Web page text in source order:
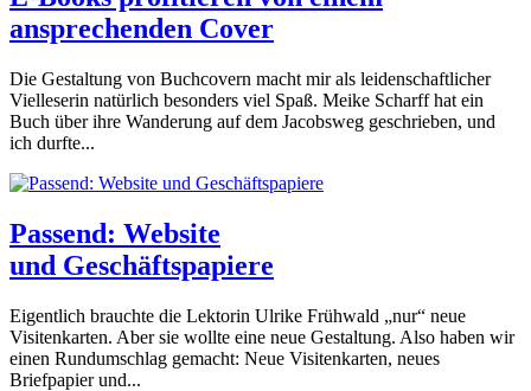
ansprechenden Cover
Die Gestaltung von Buchcovern macht mir als leidenschaftlicher
Vielleserin natürlich besonders viel Spaß. Meike Scharff hat ein
Buch über ihre Wanderung auf dem Jacobsweg geschrieben, und
ich durfte...
Passend: Website
und Geschäftspapiere
Eigentlich brauchte die Lektorin Ulrike Frühwald „nur“ neue
Visitenkarten. Aber sie wollte eine neue Gestaltung. Also haben wir
einen Rundumschlag gemacht: Neue Visitenkarten, neues
Briefpapier und...